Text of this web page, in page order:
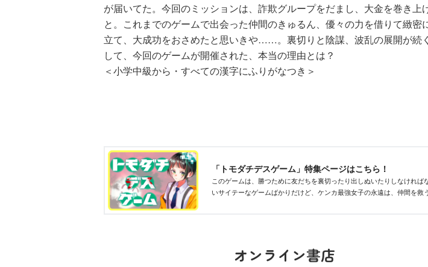
が届いてた。今回のミッションは、詐欺グループをだまし、大金を巻き上
と。これまでのゲームで出会った仲間のきゅるん、優々の力を借りて緻密
立て、大成功をおさめたと思いきや……。裏切りと陰謀、波乱の展開が
して、今回のゲームが開催された、本当の理由とは？
＜小学中級から・すべての漢字にふりがなつき＞
「トモダチデスゲーム」特集ページはこちら！
このゲームは、勝つために友だちを裏切ったり出しぬいたりしなければ
いサイテーなゲームばかりだけど、ケンカ最強女子の永遠は、仲間を救
オンライン書店
ひなたとひかり